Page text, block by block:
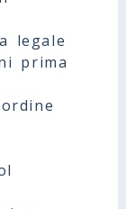
legale
prima